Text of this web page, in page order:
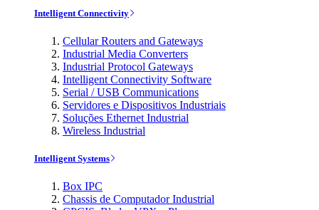
Intelligent Connectivity
Cellular Routers and Gateways
Industrial Media Converters
Industrial Protocol Gateways
Intelligent Connectivity Software
Serial / USB Communications
Servidores e Dispositivos Industriais
Soluções Ethernet Industrial
Wireless Industrial
Intelligent Systems
Box IPC
Chassis de Computador Industrial